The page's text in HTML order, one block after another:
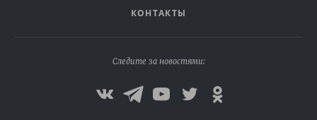
КОНТАКТЫ
Следите за новостями: